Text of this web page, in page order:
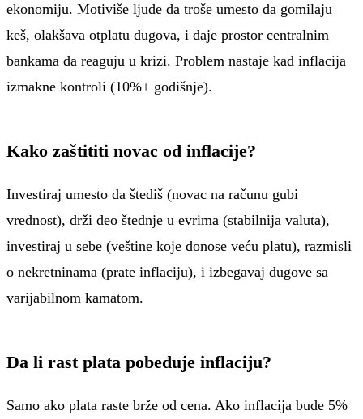
ekonomiju. Motiviše ljude da troše umesto da gomilaju
keš, olakšava otplatu dugova, i daje prostor centralnim
bankama da reaguju u krizi. Problem nastaje kad inflacija
izmakne kontroli (10%+ godišnje).
Kako zaštititi novac od inflacije?
Investiraj umesto da štediš (novac na računu gubi
vrednost), drži deo štednje u evrima (stabilnija valuta),
investiraj u sebe (veštine koje donose veću platu), razmisli
o nekretninama (prate inflaciju), i izbegavaj dugove sa
varijabilnom kamatom.
Da li rast plata pobeđuje inflaciju?
Samo ako plata raste brže od cena. Ako inflacija bude 5%